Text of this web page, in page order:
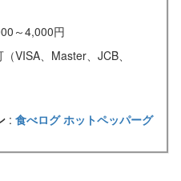
～4,000円
VISA、Master、JCB、
: 食べログホットペッパーグ